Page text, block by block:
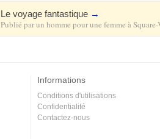
Le voyage fantastique →
Publié parun homme pour une femme à
Informations
Conditions d'utilisations
Confidentialité
Contactez-nous